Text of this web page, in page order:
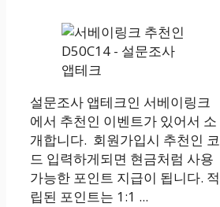
설문조사 앱테크인 서베이링크
에서 추천인 이벤트가 있어서 소
개합니다. 회원가입시 추천인 코
드 입력하게되면 현금처럼 사용
가능한 포인트 지급이 됩니다. 적
립된 포인트는 1:1 ...